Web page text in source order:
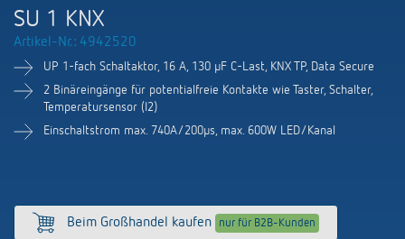
Apps
Referenzen
HEMS
Konformitätserklärungen
Nachhaltigkeit
Engagement
Design
Vertrieb Deutschland
Vertrieb Weltweit
Ansprechpartner OEM
Anfahrt
SU 1 KNX
Artikel-Nr.: 4942520
UP 1-fach Schaltaktor, 16 A, 130 µF C-Last, KNX TP, Data Secure
2 Binäreingänge für potentialfreie Kontakte wie Taster, Schalter,
Temperatursensor (I2)
Einschaltstrom max. 740A/200µs, max. 600W LED/Kanal
Beim Großhandel kaufen nur für B2B-Kunden